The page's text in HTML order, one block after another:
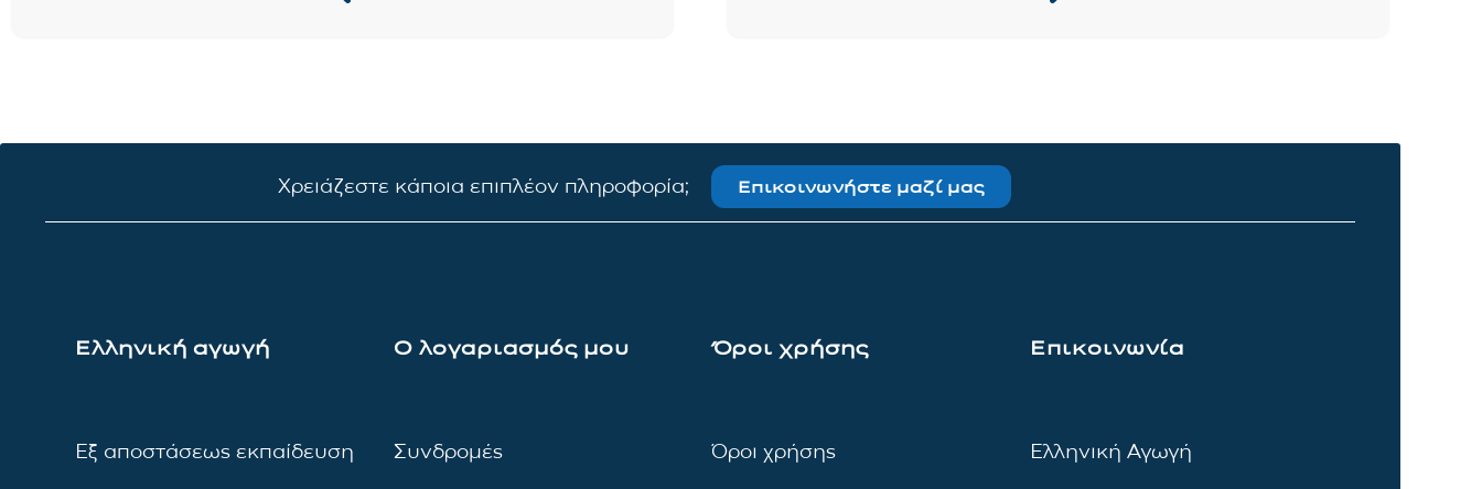
Χρειάζεστε κάποια επιπλέον πληροφορία; Επικοινωνήστε μαζί μας
Ελληνική αγωγή
Εξ αποστάσεως εκπαίδευση
Ο λογαριασμός μου
Συνδρομές
Όροι χρήσης
Όροι χρήσης
Επικοινωνία
Ελληνική Αγωγή